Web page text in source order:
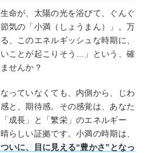
命が、太陽の光を浴びて、ぐんぐ
気の「小満（しょうまん）」。万
、このエネルギッシュな時期に、
ことが起こりそう…」という、確
せんか？
っていなくても、内側から、じわ
と、期待感。その感覚は、あなた
成長」と「繁栄」のエネルギー
らしい証拠です。小満の時期は、
いに、目に見える“豊かさ”となっ